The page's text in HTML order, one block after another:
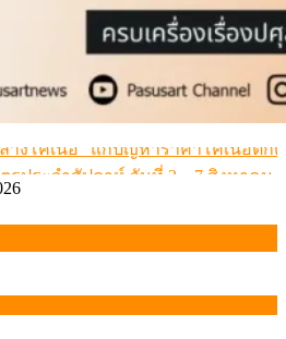
างโคเนื้อ” แก้ปัญหาราคาโคเนื้อตก
รประจำสัปดาห์ วันที่ 3 – 7 สิงหาคม
ป็นผู้ร้ายเบื้องหลังราคาหมูที่สังคมไม่
หน้าฟาร์ม พระที่ 6 สิงหาคม 2569
รประจำสัปดาห์ วันที่ 3 – 7 สิงหาคม